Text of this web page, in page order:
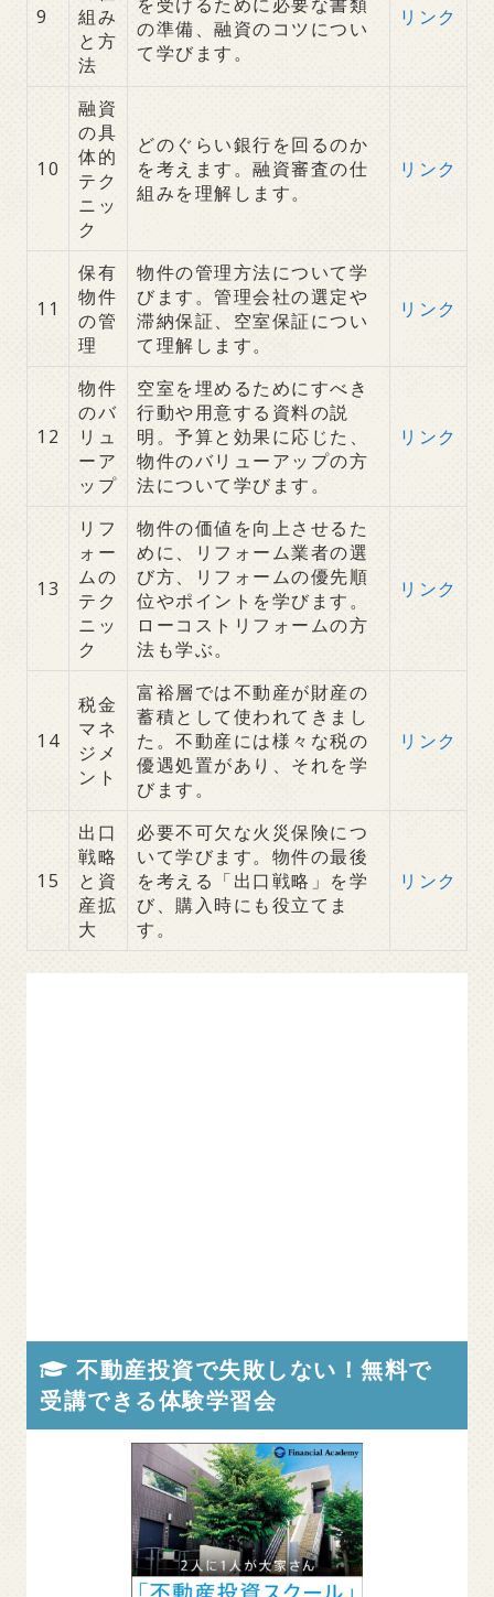
9
組み
と方
法
の準備、融資のコツについ
て学びます。
リンク
10
融資
の具
体的
テク
ニッ
ク
どのぐらい銀行を回るのか
を考えます。融資審査の仕
組みを理解します。
リンク
11
保有
物件
の管
理
物件の管理方法について学
びます。管理会社の選定や
滞納保証、空室保証につい
て理解します。
リンク
12
物件
のバ
リュ
ーア
ップ
空室を埋めるためにすべき
行動や用意する資料の説
明。予算と効果に応じた、
物件のバリューアップの方
法について学びます。
リンク
13
リフ
ォー
ムの
テク
ニッ
ク
物件の価値を向上させるた
めに、リフォーム業者の選
び方、リフォームの優先順
位やポイントを学びます。
ローコストリフォームの方
法も学ぶ。
リンク
14
税金
マネ
ジメ
ント
富裕層では不動産が財産の
蓄積として使われてきまし
た。不動産には様々な税の
優遇処置があり、それを学
びます。
リンク
15
出口
戦略
と資
産拡
大
必要不可欠な火災保険につ
いて学びます。物件の最後
を考える「出口戦略」を学
び、購入時にも役立てま
す。
リンク
不動産投資で失敗しない！無料で
受講できる体験学習会